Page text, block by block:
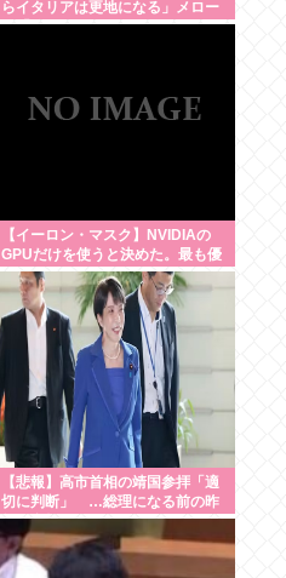
らイタリアは更地になる」メロー
ニ「使ったのアメリカだけだけど
【イーロン・マスク】NVIDIAの
GPUだけを使うと決めた。最も優
れているからだ
【悲報】高市首相の靖国参拝「適
切に判断」 …総理になる前の昨
年は参拝